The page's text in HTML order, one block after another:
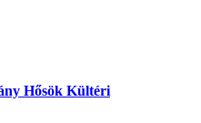
Hősök Kültéri